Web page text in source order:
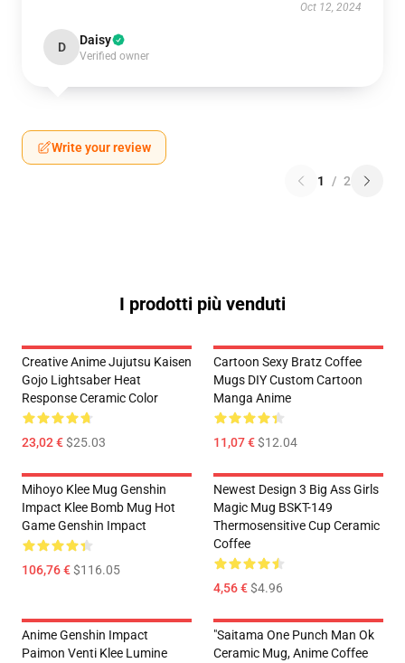
Oct 12, 2024
D Daisy
Verified owner
Write your review
1 / 2
I prodotti più venduti
Creative Anime Jujutsu Kaisen
Gojo Lightsaber Heat
Response Ceramic Color
23,02 €$25.03
Cartoon Sexy Bratz Coffee
Mugs DIY Custom Cartoon
Manga Anime
11,07 €$12.04
Mihoyo Klee Mug Genshin
Impact Klee Bomb Mug Hot
Game Genshin Impact
106,76 €$116.05
Newest Design 3 Big Ass Girls
Magic Mug BSKT-149
Thermosensitive Cup Ceramic
Coffee
4,56 €$4.96
Anime Genshin Impact
Paimon Venti Klee Lumine
"Saitama One Punch Man Ok
Ceramic Mug, Anime Coffee